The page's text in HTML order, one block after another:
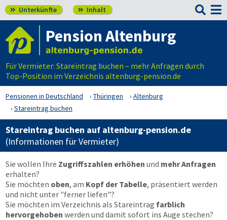
 Unterkünfte  Inhalt 
Pension Altenburg
Für Vermieter: Stareintrag buchen – mehr Anfragen durch
Top-Position im Verzeichnis altenburg-pension.de
Pensionen in Deutschland Thüringen
Altenburg
Stareintrag buchen
Stareintrag buchen auf altenburg-pension.de
(Informationen für Vermieter)
Sie wollen Ihre Zugriffszahlen erhöhen und mehr Anfragen
erhalten?
Sie möchten oben, am Kopf der Tabelle, präsentiert werden
und nicht unter "ferner liefen"?
Sie möchten im Verzeichnis als Stareintrag farblich
hervorgehoben werden und damit sofort ins Auge stechen?